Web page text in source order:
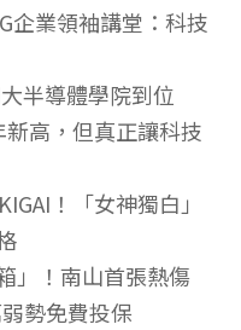
企業領袖講堂：科技
半導體學院到位
新高，但真正讓科技
！「女神獨白」
」！南山首張熱傷
勢免費投保